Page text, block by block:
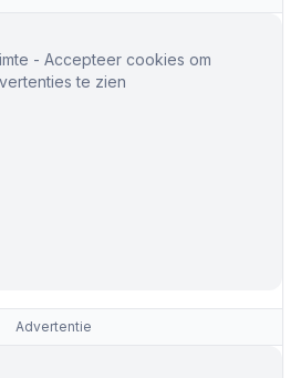
- Accepteer cookies om
te zien
Advertentie